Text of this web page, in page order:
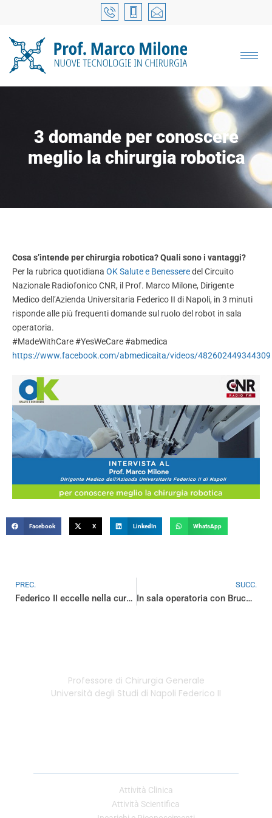
3 domande per conoscere
meglio la chirurgia robotica
Cosa s’intende per chirurgia robotica? Quali sono i vantaggi?
Per la rubrica quotidiana OK Salute e Benesseredel Circuito
Nazionale Radiofonico CNR, il Prof. Marco Milone, Dirigente
Medico dell’Azienda Universitaria Federico II di Napoli, in 3 minuti
risponde alle più frequenti domande sul ruolo del robot in sala
operatoria.
#MadeWithCare #YesWeCare #abmedica
https://www.facebook.com/abmedicaita/videos/482602449344309
Facebook X LinkedIn WhatsApp
PREC.
Federico II eccelle nella cura dei tumori all’esofago: intervento innovativo effettuato con successo
SUCC.
In sala operatoria con Bruce Springsteen o Bach
Professore di Chirurgia Generale
Università degli Studi di Napoli Federico II
Attività Clinica
Attività Scientifica